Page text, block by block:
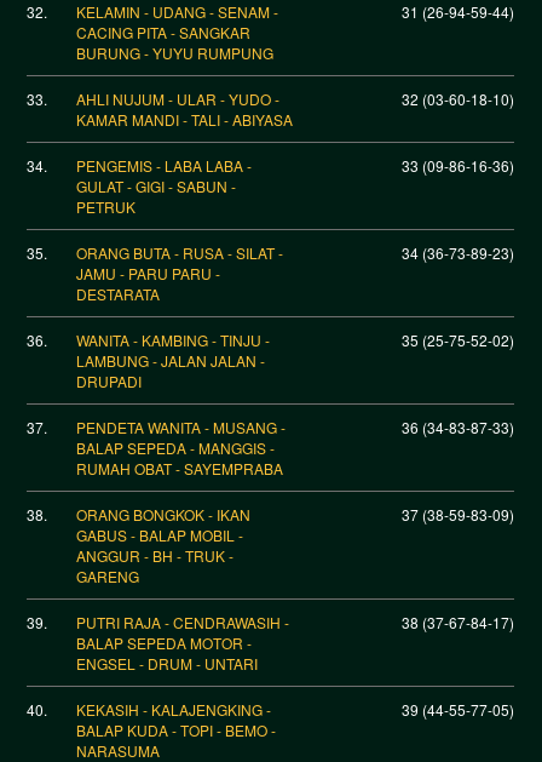
32.
KELAMIN - UDANG - SENAM -
CACING PITA - SANGKAR
BURUNG - YUYU RUMPUNG
31 (26-94-59-44)
33.
AHLI NUJUM - ULAR - YUDO -
KAMAR MANDI - TALI - ABIYASA
32 (03-60-18-10)
34.
PENGEMIS - LABA LABA -
GULAT - GIGI - SABUN -
PETRUK
33 (09-86-16-36)
35.
ORANG BUTA - RUSA - SILAT -
JAMU - PARU PARU -
DESTARATA
34 (36-73-89-23)
36.
WANITA - KAMBING - TINJU -
LAMBUNG - JALAN JALAN -
DRUPADI
35 (25-75-52-02)
37.
PENDETA WANITA - MUSANG -
BALAP SEPEDA - MANGGIS -
RUMAH OBAT - SAYEMPRABA
36 (34-83-87-33)
38.
ORANG BONGKOK - IKAN
GABUS - BALAP MOBIL -
ANGGUR - BH - TRUK -
GARENG
37 (38-59-83-09)
39.
PUTRI RAJA - CENDRAWASIH -
BALAP SEPEDA MOTOR -
ENGSEL - DRUM - UNTARI
38 (37-67-84-17)
40.
KEKASIH - KALAJENGKING -
BALAP KUDA - TOPI - BEMO -
NARASUMA
39 (44-55-77-05)